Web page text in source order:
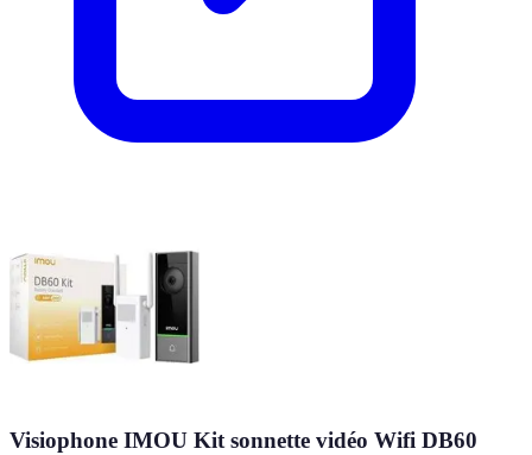
Visiophone IMOU Kit sonnette vidéo Wifi DB60